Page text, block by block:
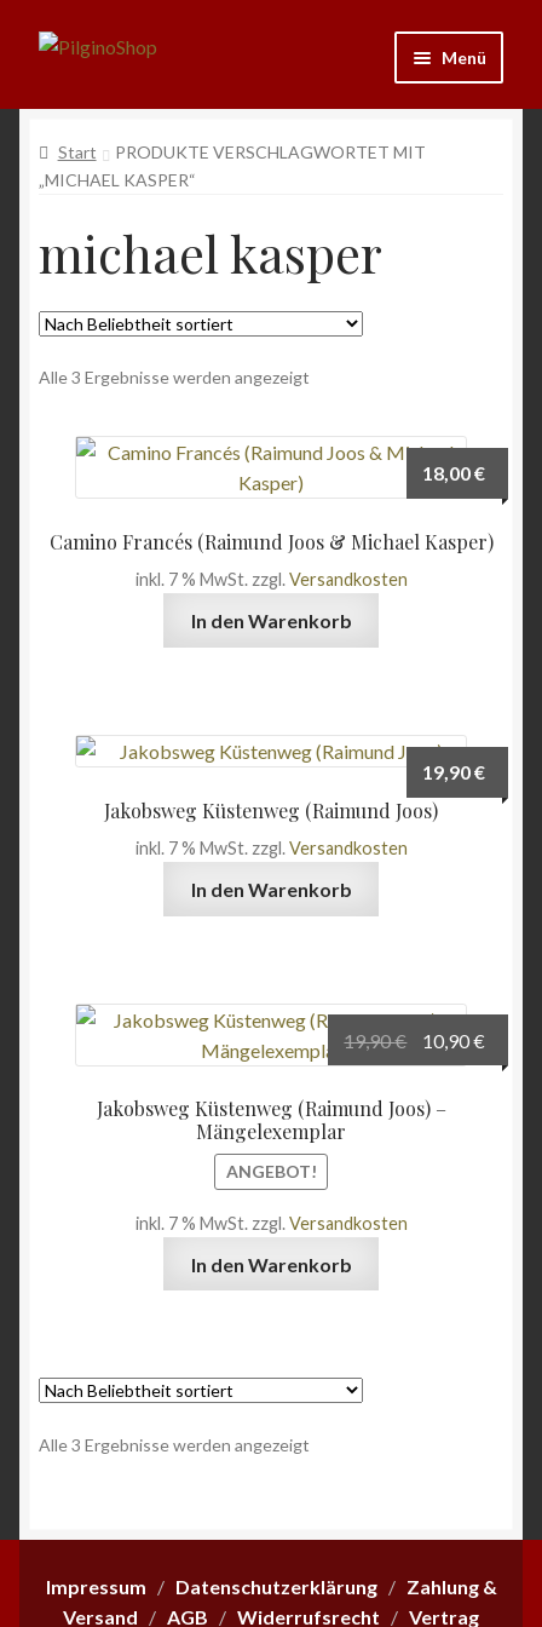
Zur
springen
Zum
springen
Menü
Ausrüstung
Kleidung
Bücher
Schmuck
Andenken
Wein & Öl
Start
PRODUKTE VERSCHLAGWORTET MIT
„MICHAEL KASPER“
michael kasper
Alle 3 Ergebnisse werden angezeigt
Camino Francés (Raimund Joos & Michael Kasper)
18,00€
inkl. 7 % MwSt. zzgl.Versandkosten
In den Warenkorb
Jakobsweg Küstenweg (Raimund Joos)
19,90€
inkl. 7 % MwSt. zzgl.Versandkosten
In den Warenkorb
Jakobsweg Küstenweg (Raimund Joos) –
Mängelexemplar
ANGEBOT!
19,90€
Preis
war:
10,90€
Preis
inkl. 7 % MwSt. zzgl.Versandkosten
In den Warenkorb
Alle 3 Ergebnisse werden angezeigt
Impressum / Datenschutzerklärung/ Zahlung &
Versand / AGB / Widerrufsrecht / Vertrag